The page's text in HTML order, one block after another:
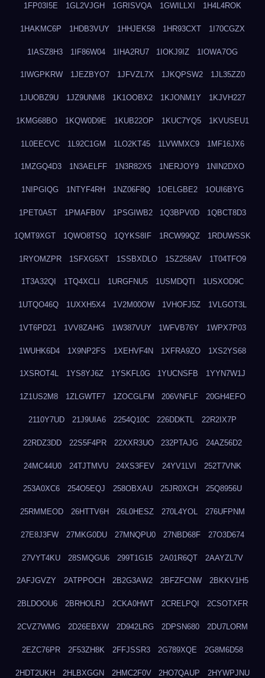
1FP03I5E 1GL2VJGH 1GRISVQA 1GWILLXI 1H4L4ROK
1HAKMC6P 1HDB3VUY 1HHJEK58 1HR93CXT 1I70CGZX
1IASZ8H3 1IF86W04 1IHA2RU7 1IOKJ9IZ 1IOWA7OG
1IWGPKRW 1JEZBYO7 1JFVZL7X 1JKQPSW2 1JL35ZZ0
1JUOBZ9U 1JZ9UNM8 1K1OOBX2 1KJONM1Y 1KJVH227
1KMG68BO 1KQW0D9E 1KUB22OP 1KUC7YQ5 1KVUSEU1
1L0EECVC 1L92C1GM 1LO2KT45 1LVWMXC9 1MF16JX6
1MZGQ4D3 1N3AELFF 1N3R82X5 1NERJOY9 1NIN2DXO
1NIPGIQG 1NTYF4RH 1NZ06F8Q 1OELGBE2 1OUI6BYG
1PET0A5T 1PMAFB0V 1PSGIWB2 1Q3BPV0D 1QBCT8D3
1QMT9XGT 1QWO8TSQ 1QYKS8IF 1RCW99QZ 1RDUWSSK
1RYOMZPR 1SFXG5XT 1SSBXDLO 1SZ258AV 1T04TFO9
1T3A32QI 1TQ4XCLI 1URGFNU5 1USMDQTI 1USXOD9C
1UTQO46Q 1UXXH5X4 1V2M00OW 1VHOFJ5Z 1VLGOT3L
1VT6PD21 1VV8ZAHG 1W387VUY 1WFVB76Y 1WPX7P03
1WUHK6D4 1X9NP2FS 1XEHVF4N 1XFRA9ZO 1XS2YS68
1XSROT4L 1YS8YJ6Z 1YSKFL0G 1YUCNSFB 1YYN7W1J
1Z1US2M8 1ZLGWTF7 1ZOCGLFM 206VNFLF 20GH4EFO
2110Y7UD 21J9UIA6 2254Q10C 226DDKTL 22R2IX7P
22RDZ3DD 22S5F4PR 22XXR3UO 232PTAJG 24AZ56D2
24MC44U0 24TJTMVU 24XS3FEV 24YV1LVI 252T7VNK
253A0XC6 254O5EQJ 258OBXAU 25JR0XCH 25Q8956U
25RMMEOD 26HTTV6H 26L0HESZ 270L4YOL 276UFPNM
27E8J3FW 27MKG0DU 27MNQPU0 27NBD68F 27O3D674
27VYT4KU 28SMQGU6 299T1G15 2A01R6QT 2AAYZL7V
2AFJGVZY 2ATPPOCH 2B2G3AW2 2BFZFCNW 2BKKV1H5
2BLDOOU6 2BRHOLRJ 2CKA0HWT 2CRELPQI 2CSOTXFR
2CVZ7WMG 2D26EBXW 2D942LRG 2DPSN680 2DU7LORM
2EZC76PR 2F53ZH8K 2FFJSSR3 2G789XQE 2G8M6D58
2HDT2UKH 2HLBXGGN 2HMC2F0V 2HO7QAUP 2HYWPJNU